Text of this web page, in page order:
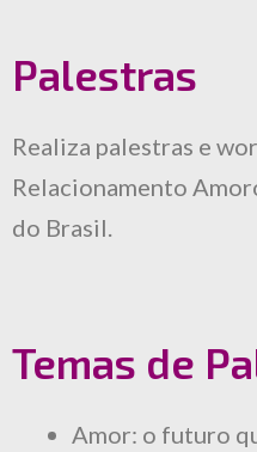
Palestras
Realiza palestras e
Relacionamento
do Brasil.
Temas de
Amor: o futuro